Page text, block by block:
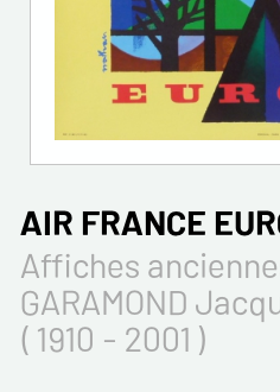
AIR FRANCE
Affiches
GARAMOND
( 1910 - 2001 )